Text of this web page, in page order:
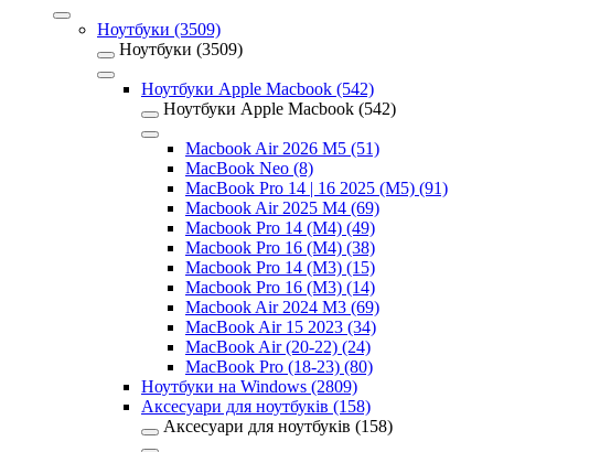
Ноутбуки (3509)
Ноутбуки (3509)
Ноутбуки Apple Macbook (542)
Ноутбуки Apple Macbook (542)
Macbook Air 2026 M5 (51)
MacBook Neo (8)
MacBook Pro 14 | 16 2025 (M5) (91)
Macbook Air 2025 M4 (69)
Macbook Pro 14 (M4) (49)
Macbook Pro 16 (M4) (38)
Macbook Pro 14 (M3) (15)
Macbook Pro 16 (M3) (14)
Macbook Air 2024 M3 (69)
MacBook Air 15 2023 (34)
MacBook Air (20-22) (24)
MacBook Pro (18-23) (80)
Ноутбуки на Windows (2809)
Аксесуари для ноутбуків (158)
Аксесуари для ноутбуків (158)